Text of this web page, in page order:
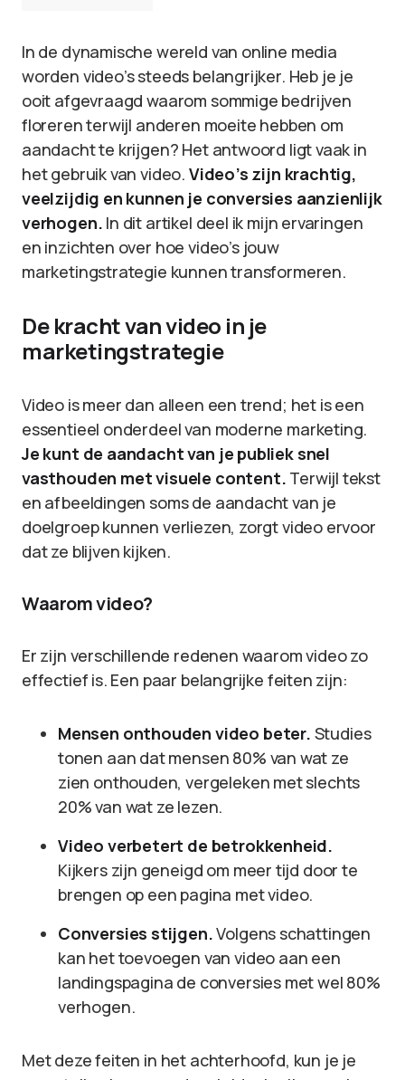
In de dynamische wereld van online media
worden video’s steeds belangrijker. Heb je je
ooit afgevraagd waarom sommige bedrijven
floreren terwijl anderen moeite hebben om
aandacht te krijgen? Het antwoord ligt vaak in
het gebruik van video. Video’s zijn krachtig,
veelzijdig en kunnen je conversies aanzienlijk
verhogen. In dit artikel deel ik mijn ervaringen
en inzichten over hoe video’s jouw
marketingstrategie kunnen transformeren.
De kracht van video in je
marketingstrategie
Video is meer dan alleen een trend; het is een
essentieel onderdeel van moderne marketing.
Je kunt de aandacht van je publiek snel
vasthouden met visuele content. Terwijl tekst
en afbeeldingen soms de aandacht van je
doelgroep kunnen verliezen, zorgt video ervoor
dat ze blijven kijken.
Waarom video?
Er zijn verschillende redenen waarom video zo
effectief is. Een paar belangrijke feiten zijn:
Mensen onthouden video beter. Studies
tonen aan dat mensen 80% van wat ze
zien onthouden, vergeleken met slechts
20% van wat ze lezen.
Video verbetert de betrokkenheid.
Kijkers zijn geneigd om meer tijd door te
brengen op een pagina met video.
Conversies stijgen.Volgens schattingen
kan het toevoegen van video aan een
landingspagina de conversies met wel 80%
verhogen.
Met deze feiten in het achterhoofd, kun je je